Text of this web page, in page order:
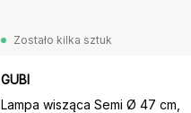
Zostało kilka sztuk
GUBI
Lampa wisząca Semi Ø 47 cm,